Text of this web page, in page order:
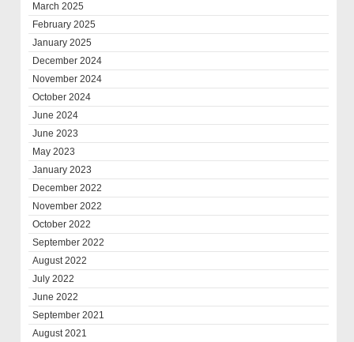
March 2025
February 2025
January 2025
December 2024
November 2024
October 2024
June 2024
June 2023
May 2023
January 2023
December 2022
November 2022
October 2022
September 2022
August 2022
July 2022
June 2022
September 2021
August 2021